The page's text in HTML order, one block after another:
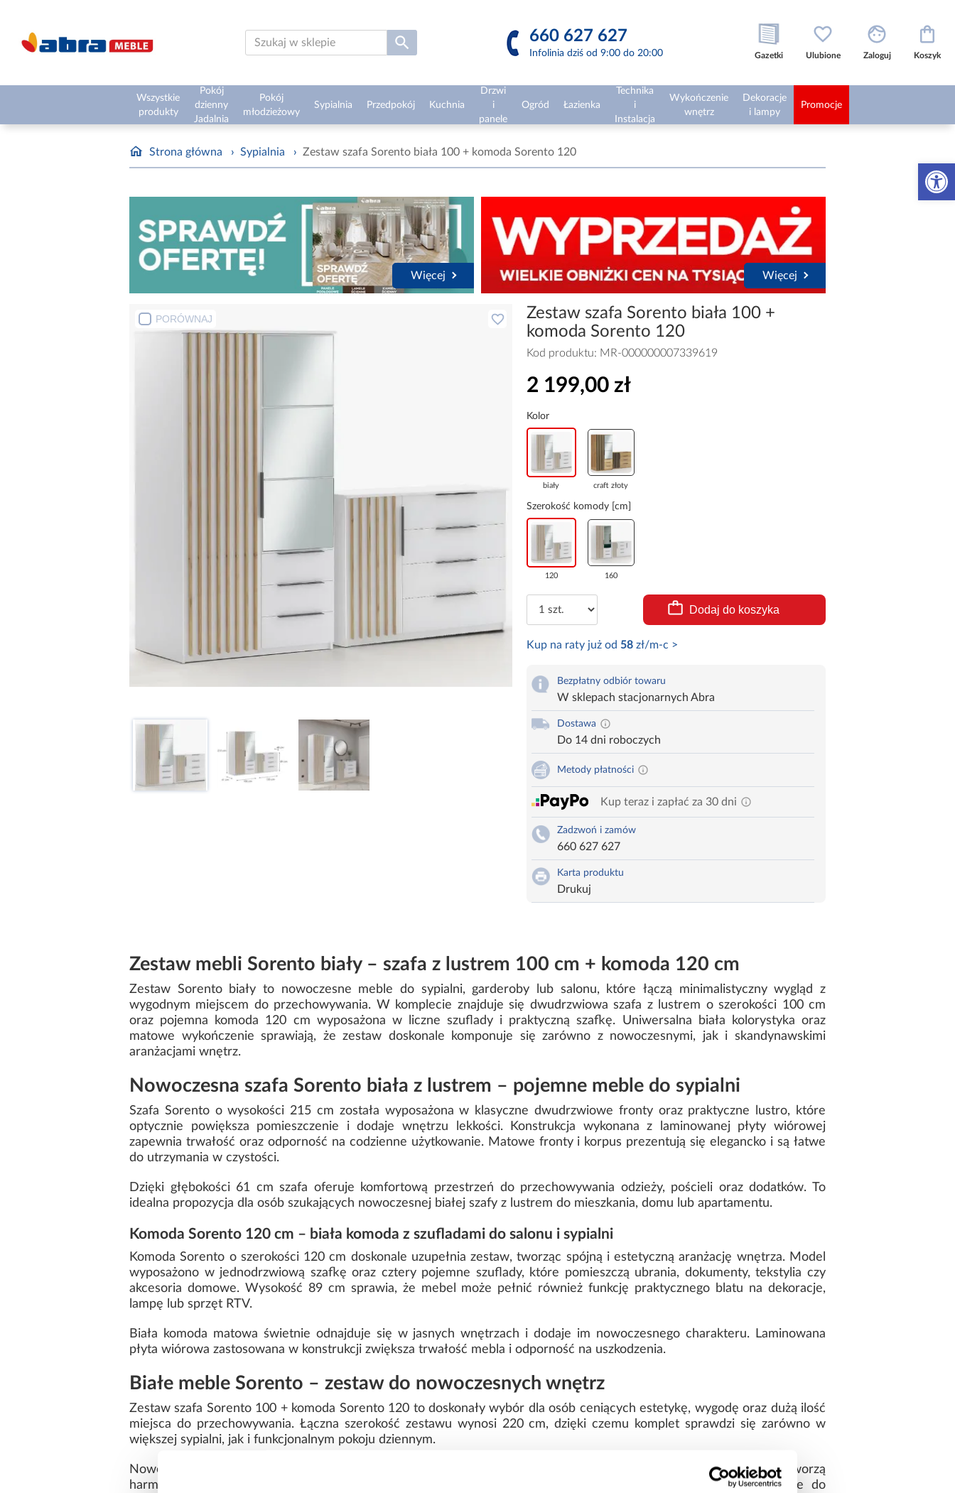
Otwórz
660 627 627
Infolinia dziś od 9:00 do 20:00 Gazetki Ulubione Zaloguj Koszyk
Wszystkie
produkty
Pokój
dzienny
Jadalnia
Pokój
młodzieżowy
Sypialnia Przedpokój Kuchnia
Drzwi
i
panele
Ogród Łazienka
Technika
i
Instalacja
Wykończenie
wnętrz
Dekoracje
i lampy
Promocje
Strona główna › Sypialnia › Zestaw szafa Sorento biała 100 + komoda Sorento 120
Więcej Więcej
PORÓWNAJ
Zestaw szafa Sorento biała 100 +
komoda Sorento 120
Kod produktu: MR-000000007339619
2 199,00 zł
Kolor
biały craft złoty
Szerokość komody [cm]
120 160
Dodaj do koszyka
Kup na raty już od 58zł/m-c >
Bezpłatny odbiór towaru
W sklepach stacjonarnych Abra
Dostawa
Do 14 dni roboczych
Metody płatności
Kup teraz i zapłać za 30 dni
Zadzwoń i zamów
660 627 627
Karta produktu
Drukuj
Zestaw mebli Sorento biały – szafa z lustrem 100 cm + komoda 120 cm
Zestaw Sorento biały to nowoczesne meble do sypialni, garderoby lub salonu, które łączą minimalistyczny wygląd z
wygodnym miejscem do przechowywania. W komplecie znajduje się dwudrzwiowa szafa z lustrem o szerokości 100 cm
oraz pojemna komoda 120 cm wyposażona w liczne szuflady i praktyczną szafkę. Uniwersalna biała kolorystyka oraz
matowe wykończenie sprawiają, że zestaw doskonale komponuje się zarówno z nowoczesnymi, jak i skandynawskimi
aranżacjami wnętrz.
Nowoczesna szafa Sorento biała z lustrem – pojemne meble do sypialni
Szafa Sorento o wysokości 215 cm została wyposażona w klasyczne dwudrzwiowe fronty oraz praktyczne lustro, które
optycznie powiększa pomieszczenie i dodaje wnętrzu lekkości. Konstrukcja wykonana z laminowanej płyty wiórowej
zapewnia trwałość oraz odporność na codzienne użytkowanie. Matowe fronty i korpus prezentują się elegancko i są łatwe
do utrzymania w czystości.
Dzięki głębokości 61 cm szafa oferuje komfortową przestrzeń do przechowywania odzieży, pościeli oraz dodatków. To
idealna propozycja dla osób szukających nowoczesnej białej szafy z lustrem do mieszkania, domu lub apartamentu.
Komoda Sorento 120 cm – biała komoda z szufladami do salonu i sypialni
Komoda Sorento o szerokości 120 cm doskonale uzupełnia zestaw, tworząc spójną i estetyczną aranżację wnętrza. Model
wyposażono w jednodrzwiową szafkę oraz cztery pojemne szuflady, które pomieszczą ubrania, dokumenty, tekstylia czy
akcesoria domowe. Wysokość 89 cm sprawia, że mebel może pełnić również funkcję praktycznego blatu na dekoracje,
lampę lub sprzęt RTV.
Biała komoda matowa świetnie odnajduje się w jasnych wnętrzach i dodaje im nowoczesnego charakteru. Laminowana
płyta wiórowa zastosowana w konstrukcji zwiększa trwałość mebla i odporność na uszkodzenia.
Białe meble Sorento – zestaw do nowoczesnych wnętrz
Zestaw szafa Sorento 100 + komoda Sorento 120 to doskonały wybór dla osób ceniących estetykę, wygodę oraz dużą ilość
miejsca do przechowywania. Łączna szerokość zestawu wynosi 220 cm, dzięki czemu komplet sprawdzi się zarówno w
większej sypialni, jak i funkcjonalnym pokoju dziennym.
Nowoczesne białe meble do sypialni z lustrem i pojemnymi szufladami pomagają utrzymać porządek oraz tworzą
harmonijną przestrzeń. Zestaw przeznaczony jest do samodzielnego montażu i stanowi praktyczne wyposażenie do